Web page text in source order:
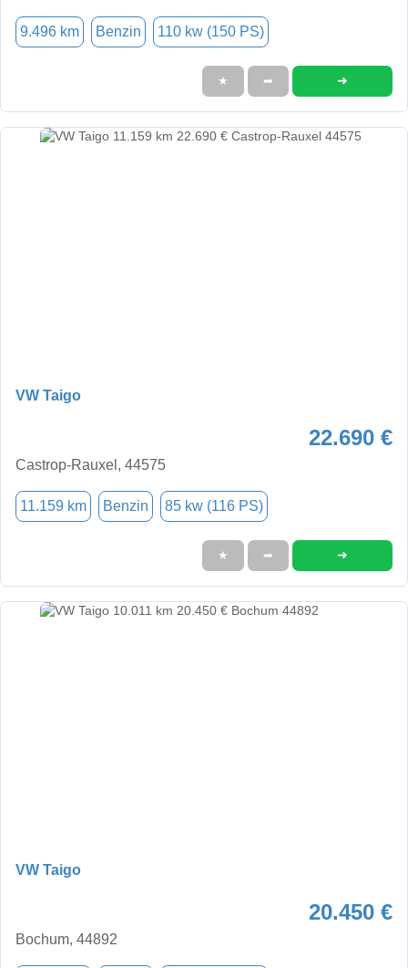
9.496 km Benzin 110 kw (150 PS)
★ ➦ ➜
VW Taigo
22.690 €
Castrop-Rauxel, 44575
11.159 km Benzin 85 kw (116 PS)
★ ➦ ➜
VW Taigo
20.450 €
Bochum, 44892